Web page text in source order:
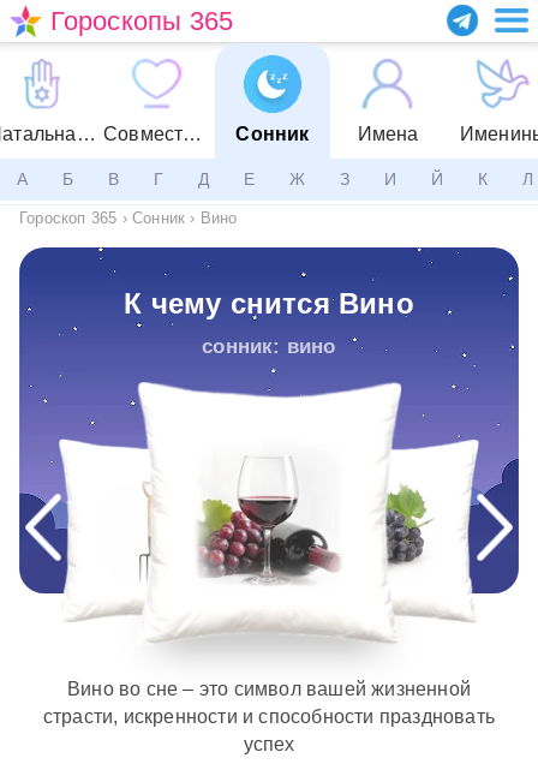
Гороскопы 365
Натальная карта Совместимость Сонник Имена
А Б В Г Д Е Ж З И Й К Л
Гороскоп 365 › Сонник › Вино
К чему снится Вино
сонник: вино
Вино во сне – это символ вашей жизненной
страсти, искренности и способности праздновать
успех